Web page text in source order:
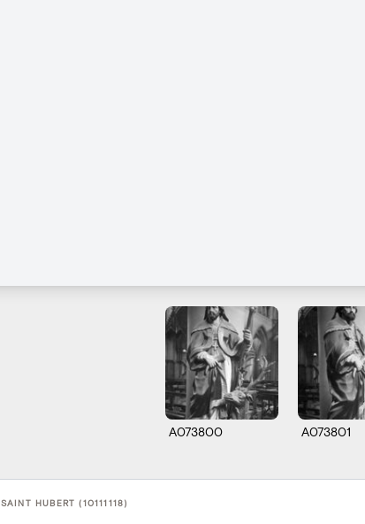
A073800 A073801
SAINT HUBERT (10111118)